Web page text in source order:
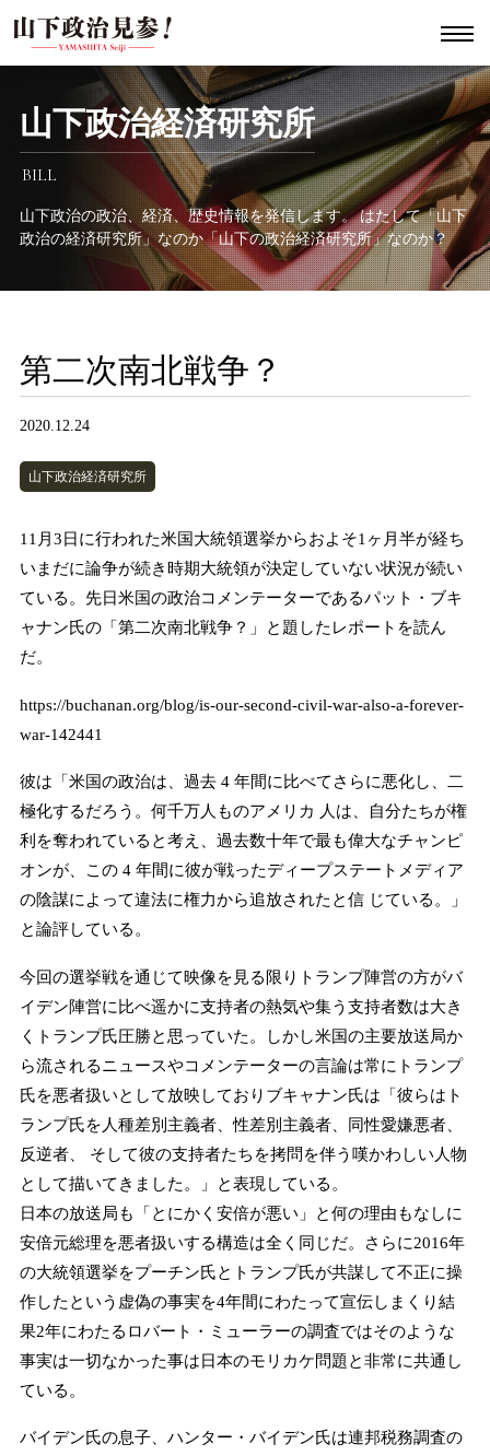
山下政治経済研究所
BILL
山下政治の政治、経済、歴史情報を発信します。はたして「山下
政治の経済研究所」なのか「山下の政治経済研究所」なのか？
第二次南北戦争？
2020.12.24
山下政治経済研究所
11月3日に行われた米国大統領選挙からおよそ1ヶ月半が経ち
いまだに論争が続き時期大統領が決定していない状況が続い
ている。先日米国の政治コメンテーターであるパット・ブキ
ャナン氏の「第二次南北戦争？」と題したレポートを読ん
だ。
https://buchanan.org/blog/is-our-second-civil-war-also-a-forever-
war-142441
彼は「 米国の政治は、過去 4 年間に比べてさらに悪化し、二
極化するだろう。何千万人ものアメリカ 人は、自分たちが権
利を奪われていると考え、過去数十年で最も偉大なチャンピ
オンが、この 4 年間に彼が戦ったディープステートメディア
の陰謀によって違法に権力から追放されたと信 じている。
」
と論評している。
今回の選挙戦を通じて映像を見る限りトランプ陣営の方がバ
イデン陣営に比べ遥かに支持者の熱気や集う支持者数は大き
くトランプ氏圧勝と思っていた。しかし米国の主要放送局か
ら流されるニュースやコメンテーターの言論は常にトランプ
氏を悪者扱いとして放映しておりブキャナン氏は「 彼らはト
ランプ氏を人種差別主義者、性差別主義者、同性愛嫌悪者、
反逆者、 そして彼の支持者たちを拷問を伴う嘆かわしい人物
として描いてきました。
」と表現している。
日本の放送局も「とにかく安倍が悪い」と何の理由もなしに
安倍元総理を悪者扱いする構造は全く同じだ。さらに2016年
の大統領選挙をプーチン氏とトランプ氏が共謀して不正に操
作したという虚偽の事実を4年間にわたって宣伝しまくり結
果2年にわたるロバート・ミューラーの調査ではそのような
事実は一切なかった事は日本のモリカケ問題と非常に共通し
ている。
バイデン氏の息子、ハンター・バイデン氏は連邦税務調査の